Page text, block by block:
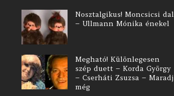
Nosztalgikus! Moncsicsi dal
– Ullmann Mónika énekel
Megható! Különlegesen
szép duett – Korda György
– Cserháti Zsuzsa – Maradj
még